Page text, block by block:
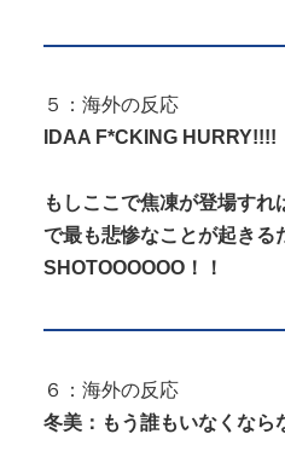
５：海外の反応
IDAA F*CKING HURRY!!!!
もしここで焦凍が登場す
で最も悲惨なことが起きる
SHOTOOOOOO！！
６：海外の反応
冬美：もう誰もいなくなら